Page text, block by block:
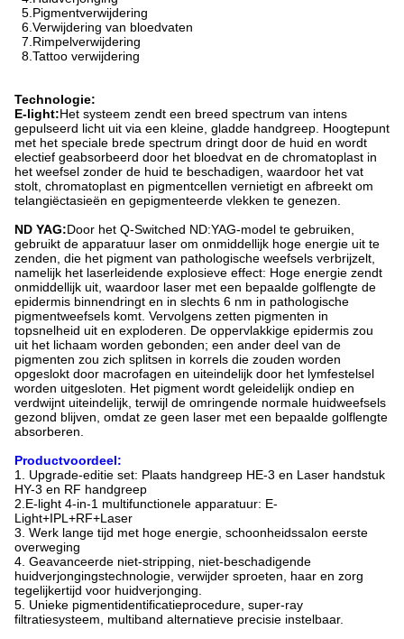
5.Pigmentverwijdering
6.Verwijdering van bloedvaten
7.Rimpelverwijdering
8.Tattoo verwijdering
Technologie:
E-light:Het systeem zendt een breed spectrum van intens
gepulseerd licht uit via een kleine, gladde handgreep. Hoogtepunt
met het speciale brede spectrum dringt door de huid en wordt
electief geabsorbeerd door het bloedvat en de chromatoplast in
het weefsel zonder de huid te beschadigen, waardoor het vat
stolt, chromatoplast en pigmentcellen vernietigt en afbreekt om
telangiëctasieën en gepigmenteerde vlekken te genezen.
ND YAG:Door het Q-Switched ND:YAG-model te gebruiken,
gebruikt de apparatuur laser om onmiddellijk hoge energie uit te
zenden, die het pigment van pathologische weefsels verbrijzelt,
namelijk het laserleidende explosieve effect: Hoge energie zendt
onmiddellijk uit, waardoor laser met een bepaalde golflengte de
epidermis binnendringt en in slechts 6 nm in pathologische
pigmentweefsels komt. Vervolgens zetten pigmenten in
topsnelheid uit en exploderen. De oppervlakkige epidermis zou
uit het lichaam worden gebonden; een ander deel van de
pigmenten zou zich splitsen in korrels die zouden worden
opgeslokt door macrofagen en uiteindelijk door het lymfestelsel
worden uitgesloten. Het pigment wordt geleidelijk ondiep en
verdwijnt uiteindelijk, terwijl de omringende normale huidweefsels
gezond blijven, omdat ze geen laser met een bepaalde golflengte
absorberen.
Productvoordeel:
1. Upgrade-editie set: Plaats handgreep HE-3 en Laser handstuk
HY-3 en RF handgreep
2.E-light 4-in-1 multifunctionele apparatuur: E-
Light+IPL+RF+Laser
3. Werk lange tijd met hoge energie, schoonheidssalon eerste
overweging
4. Geavanceerde niet-stripping, niet-beschadigende
huidverjongingstechnologie, verwijder sproeten, haar en zorg
tegelijkertijd voor huidverjonging.
5. Unieke pigmentidentificatieprocedure, super-ray
filtratiesysteem, multiband alternatieve precisie instelbaar.